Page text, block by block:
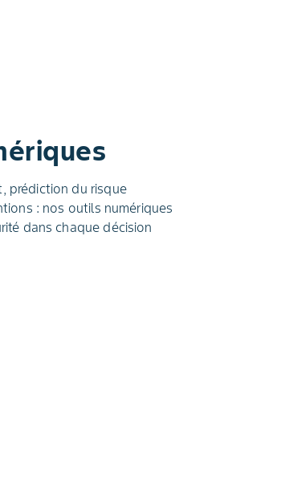
prédiction du risque
: nos outils numériques
dans chaque décision